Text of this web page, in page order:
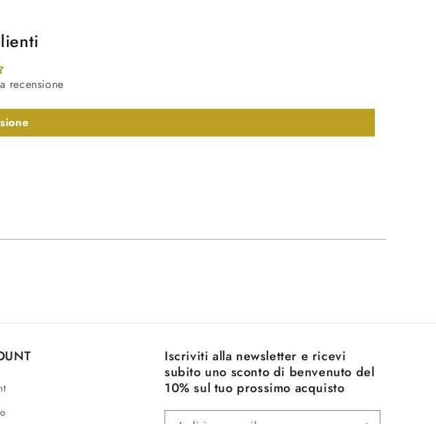
recensione
Iscriviti alla newsletter e ricevi
subito uno sconto di benvenuto del
10% sul tuo prossimo acquisto